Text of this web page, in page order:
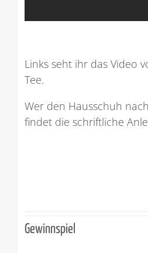
Links seht ihr das Video
Tee.
Wer den Hausschuh
findet die schriftliche
Gewinnspiel